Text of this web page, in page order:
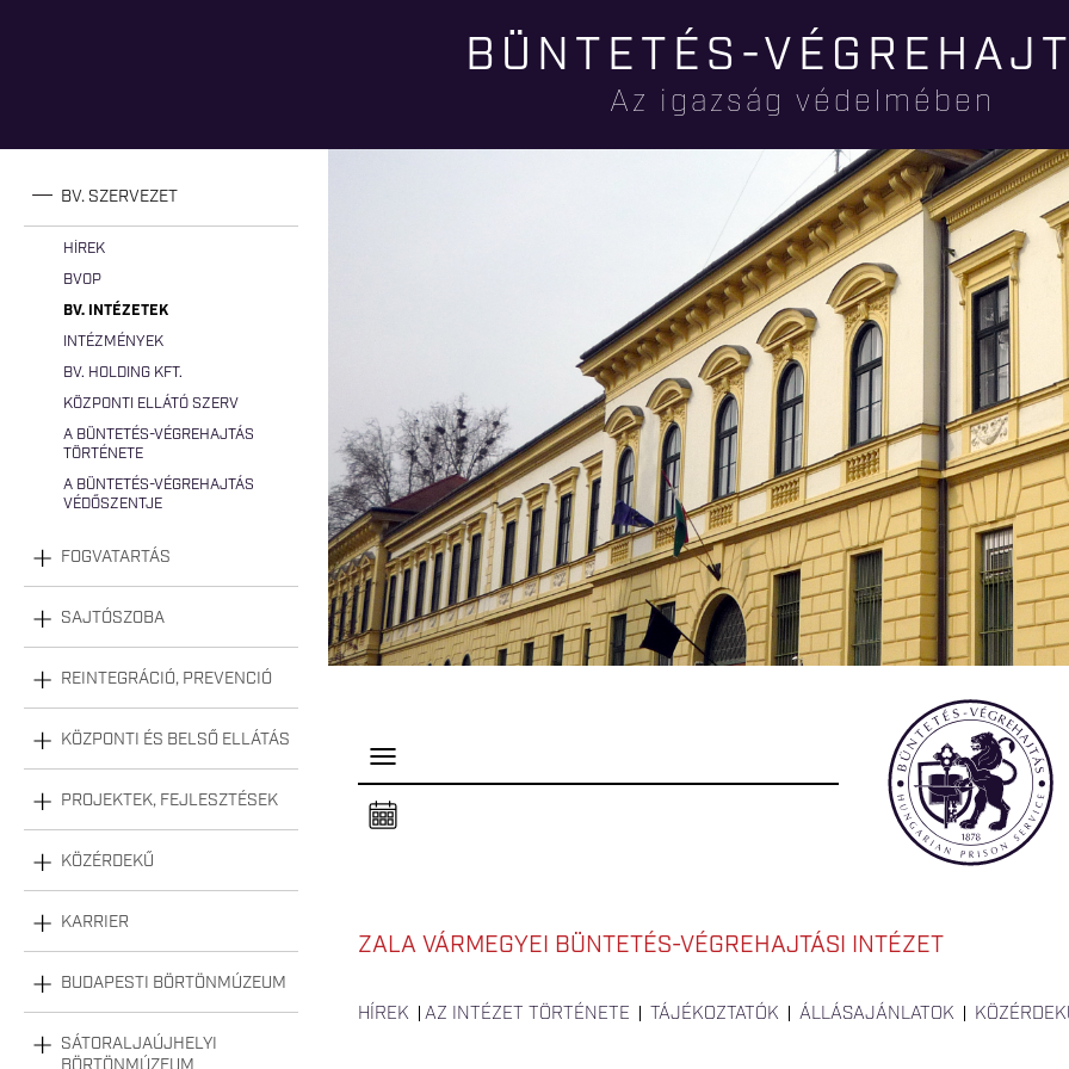
tartalomra
BÜNTETÉS-
Az igazság védelmében
BV. SZERVEZET
HÍREK
BVOP
BV. INTÉZETEK
INTÉZMÉNYEK
BV. HOLDING KFT.
KÖZPONTI ELLÁTÓ SZERV
A BÜNTETÉS-VÉGREHAJTÁS
TÖRTÉNETE
A BÜNTETÉS-VÉGREHAJTÁS
VÉDŐSZENTJE
FOGVATARTÁS
SAJTÓSZOBA
REINTEGRÁCIÓ, PREVENCIÓ
KÖZPONTI ÉS BELSŐ ELLÁTÁS
PROJEKTEK, FEJLESZTÉSEK
KÖZÉRDEKŰ
KARRIER
BUDAPESTI BÖRTÖNMÚZEUM
SÁTORALJAÚJHELYI
P
e
l
s
a
ZALA VÁRMEGYEI BÜNTETÉS-VÉGREHAJTÁSI INTÉZET
HÍREK AZ INTÉZET TÖRTÉNETE TÁJÉKOZTATÓK ÁLLÁSAJÁNLATOK